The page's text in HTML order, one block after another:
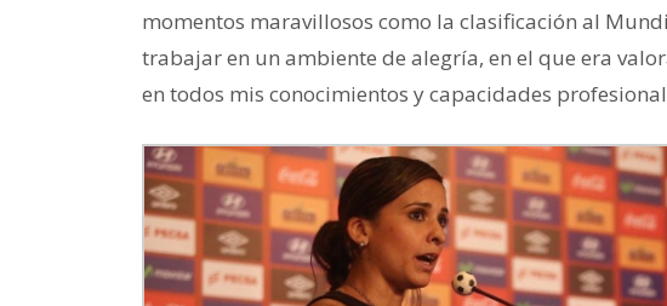
momentos maravillosos como la clasificación al
trabajar en un ambiente de alegría, en el que era
en todos mis conocimientos y capacidades